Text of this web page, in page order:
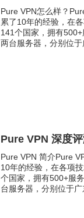
Pure VPN怎么样？
累了10年的经验，在
141个国家，拥有
两台服务器，分别位于
Pure VPN 深度评
Pure VPN 简介Pure
10年的经验，在各项
个国家，拥有500+服
台服务器，分别位于广